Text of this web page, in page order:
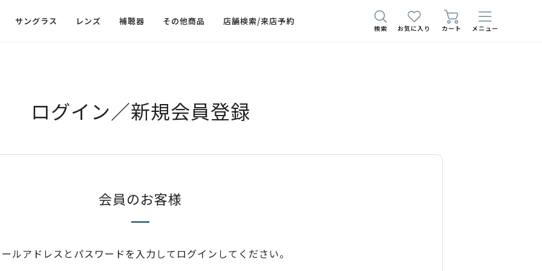
サングラス レンズ 補聴器 その他商品 店舗検索/来店予約
検索 お気に入り カート メニュー
ログイン／新規会員登録
会員のお客様
ルアドレスとパスワードを入力してログインしてください。